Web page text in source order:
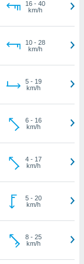
16- 40
km/h
10- 28
km/h
5- 19
km/h
6- 16
km/h
4- 17
km/h
5- 20
km/h
8- 25
km/h